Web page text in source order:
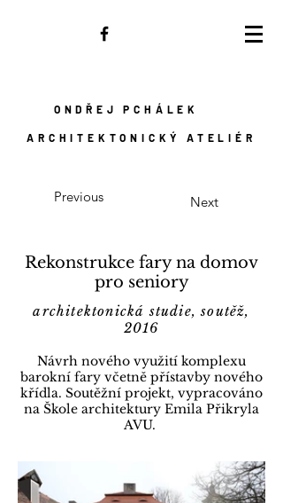
ONDŘEJ PCHÁLEK
ARCHITEKTONICKÝ ATELIÉR
Previous Next
Rekonstrukce fary na domov
pro seniory
architektonická studie, soutěž,
2016
Návrh nového využití komplexu
barokní fary včetně přístavby nového
křídla. Soutěžní projekt, vypracováno
na Škole architektury Emila Přikryla
AVU.